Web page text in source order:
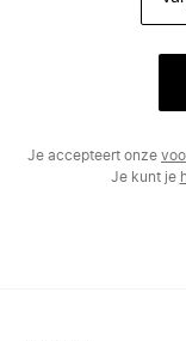
Je accepteert onze
Je kunt je